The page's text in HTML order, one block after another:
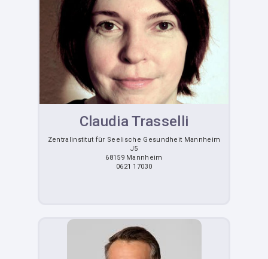
Claudia Trasselli
Zentralinstitut für Seelische Gesundheit Mannheim
J5
68159 Mannheim
0621 17030